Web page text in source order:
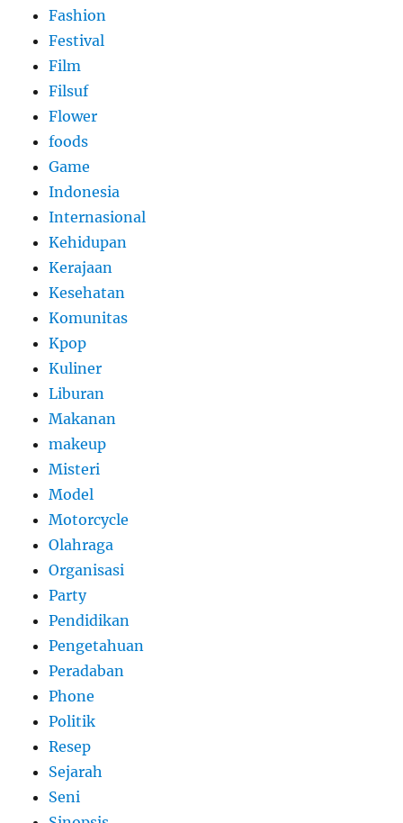
Fashion
Festival
Film
Filsuf
Flower
foods
Game
Indonesia
Internasional
Kehidupan
Kerajaan
Kesehatan
Komunitas
Kpop
Kuliner
Liburan
Makanan
makeup
Misteri
Model
Motorcycle
Olahraga
Organisasi
Party
Pendidikan
Pengetahuan
Peradaban
Phone
Politik
Resep
Sejarah
Seni